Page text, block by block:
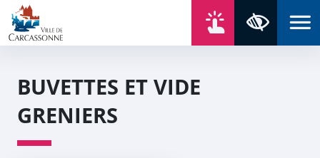
Aller au contenu
Aller au menu
Aller au plan du site
Aller à la recherche
BUVETTES ET VIDE
GRENIERS
Panneau de gestion des cookies